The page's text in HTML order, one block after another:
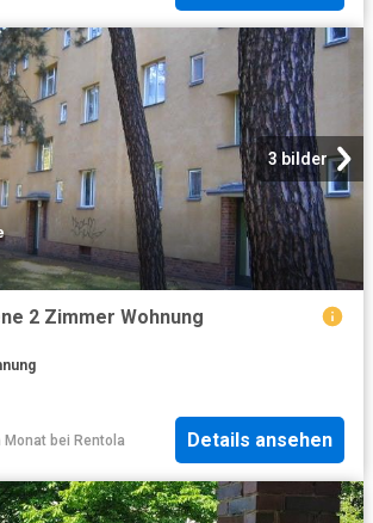
3 bilder
2 Zimmer Wohnung
Monat bei Rentola Details ansehen